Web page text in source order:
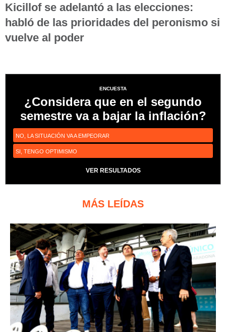
Kicillof se adelantó a las elecciones:
habló de las prioridades del peronismo si
vuelve al poder
ENCUESTA
¿Considera que en el segundo
semestre va a bajar la inflación?
NO, LA SITUACIÓN VA A EMPEORAR
SI, TENGO OPTIMISMO
VER RESULTADOS
MÁS LEÍDAS